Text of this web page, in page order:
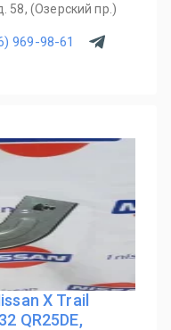
58, (Озерский пр.)
969-98-61
X Trail
QR25DE,